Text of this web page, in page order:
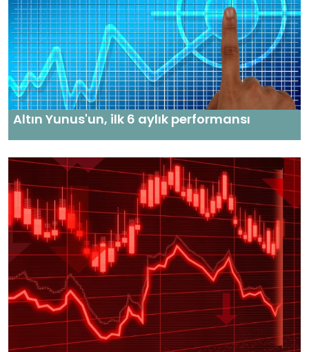
Altın Yunus'un, ilk 6 aylık performansı